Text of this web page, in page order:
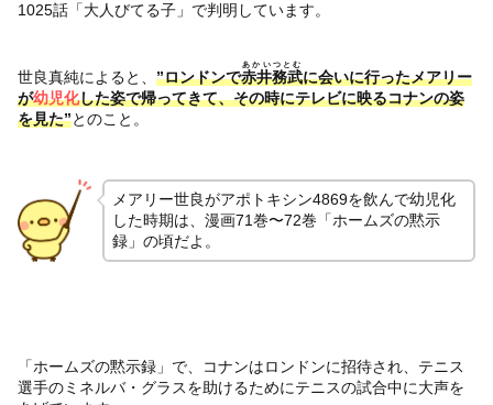
1025話「大人びてる子」で判明しています。
世良真純によると、 ”ロンドンで赤井務武
あかいつとむ
に会いに行ったメアリー
が幼児化した姿で帰ってきて、その時にテレビに映るコナンの姿
を見た”とのこと。
メアリー世良がアポトキシン4869を飲んで幼児化
した時期は、漫画71巻〜72巻「ホームズの黙示
録」の頃だよ。
「ホームズの黙示録」で、コナンはロンドンに招待され、テニス
選手のミネルバ・グラスを助けるためにテニスの試合中に大声を